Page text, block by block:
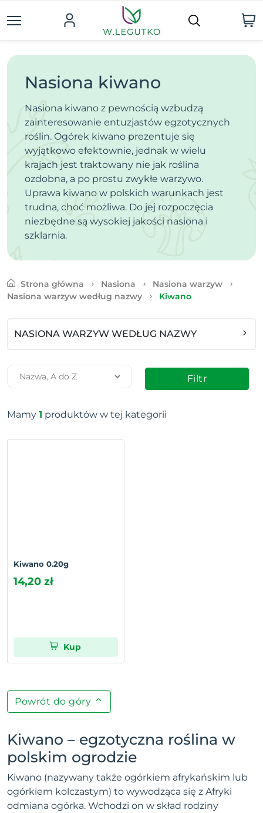
Nasiona kiwano
Nasiona kiwano z pewnością wzbudzą
zainteresowanie entuzjastów egzotycznych
roślin. Ogórek kiwano prezentuje się
wyjątkowo efektownie, jednak w wielu
krajach jest traktowany nie jak roślina
ozdobna, a po prostu zwykłe warzywo.
Uprawa kiwano w polskich warunkach jest
trudna, choć możliwa. Do jej rozpoczęcia
niezbędne są wysokiej jakości nasiona i
szklarnia.
Strona główna Nasiona
Nasiona warzyw
Nasiona warzyw według nazwy
Kiwano
NASIONA WARZYW WEDŁUG NAZWY
Filtr
Mamy 1 produktów w tej kategorii
Kiwano 0.20g
14,20 zł
Kup
Powrót do góry
Kiwano – egzotyczna roślina w
polskim ogrodzie
Kiwano (nazywany także ogórkiem afrykańskim lub
ogórkiem kolczastym) to wywodząca się z Afryki
odmiana ogórka. Wchodzi on w skład rodziny